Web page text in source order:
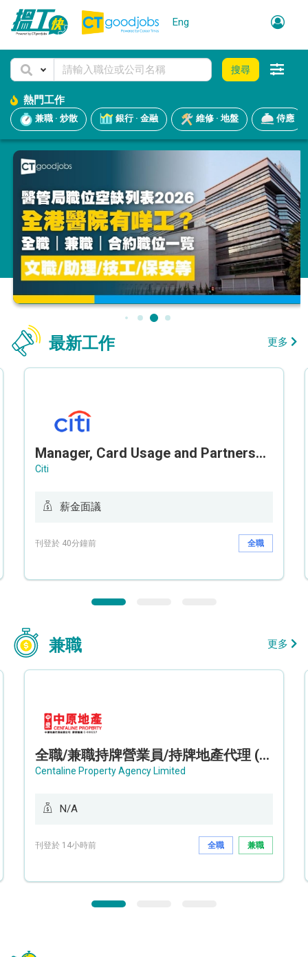
Eng
搜尋
熱門工作
兼職 · 炒散 銀行 · 金融 維修 · 地盤 侍應
最新工作 更多
Manager, Card Usage and Partnership
Citi
薪金面議
刊登於 40分鐘前 全職
兼職 更多
全職/兼職持牌營業員/持牌地產代理 (長沙灣/將軍澳/油塘)
Centaline Property Agency Limited
N/A
刊登於 14小時前 全職 兼職